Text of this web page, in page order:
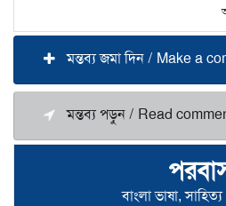
বাংলা ভাষা,
মন্তব্য জমা দিন / Make a
মন্তব্য পড়ুন / Read